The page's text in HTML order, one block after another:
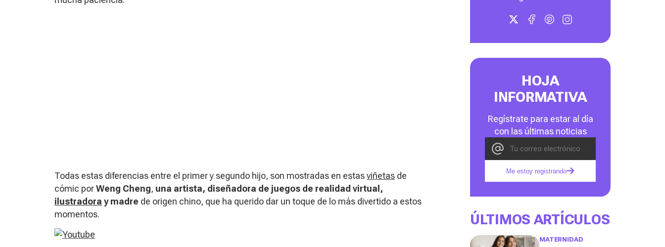
Todas estas diferencias entre el primer y segundo hijo, son mostradas en estasviñetas de
cómic porWeng Cheng, una artista, diseñadora de juegos de realidad virtual,
ilustradora y madre de origen chino, que ha querido dar un toque de lo más divertido a estos
momentos.
HOJA
INFORMATIVA
Regístrate para estar al día
con las últimas noticias
Me estoy registrando
ÚLTIMOS ARTÍCULOS
MATERNIDAD